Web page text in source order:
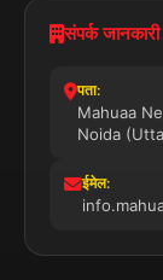
संपर्क जानकारी
पता:
Mahuaa
Noida
ईमेल: